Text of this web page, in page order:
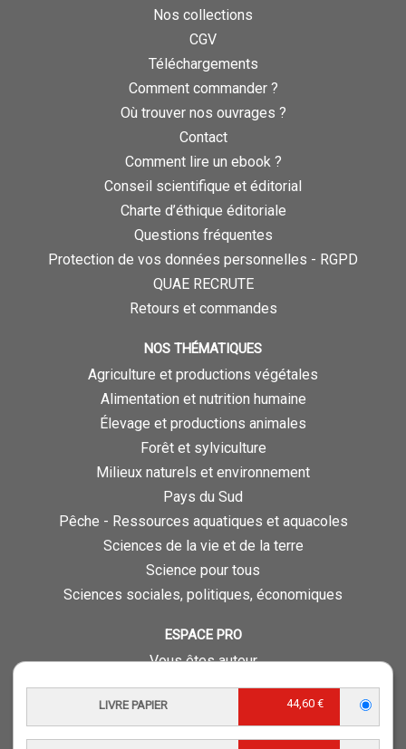
LIVRE PAPIER 44,60 €
Nos collections
CGV
Téléchargements
Comment commander ?
Où trouver nos ouvrages ?
Contact
Comment lire un ebook ?
Conseil scientifique et éditorial
Charte d’éthique éditoriale
Questions fréquentes
Protection de vos données personnelles - RGPD
QUAE RECRUTE
Retours et commandes
NOS THÉMATIQUES
Agriculture et productions végétales
Alimentation et nutrition humaine
Élevage et productions animales
Forêt et sylviculture
Milieux naturels et environnement
Pays du Sud
Pêche - Ressources aquatiques et aquacoles
Sciences de la vie et de la terre
Science pour tous
Sciences sociales, politiques, économiques
ESPACE PRO
Vous êtes auteur
Vous êtes journaliste
Vous êtes libraire